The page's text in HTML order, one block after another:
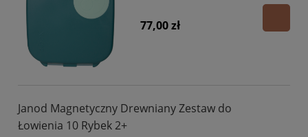
77,00 zł
Janod Magnetyczny Drewniany Zestaw do
Łowienia 10 Rybek 2+